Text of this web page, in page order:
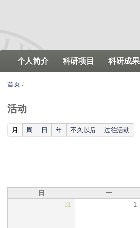
个人简介 科研项目 科研成果
首页 /
活动
月 (active tab)
周 日 年 不久以后 过往活动
日 一
31
1